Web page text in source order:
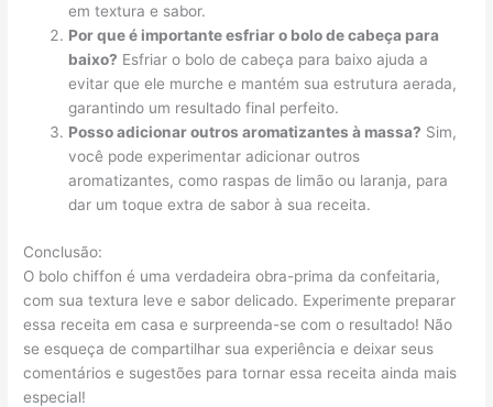
em textura e sabor.
Por que é importante esfriar o bolo de cabeça para
baixo? Esfriar o bolo de cabeça para baixo ajuda a
evitar que ele murche e mantém sua estrutura aerada,
garantindo um resultado final perfeito.
Posso adicionar outros aromatizantes à massa? Sim,
você pode experimentar adicionar outros
aromatizantes, como raspas de limão ou laranja, para
dar um toque extra de sabor à sua receita.
Conclusão:
O bolo chiffon é uma verdadeira obra-prima da confeitaria,
com sua textura leve e sabor delicado. Experimente preparar
essa receita em casa e surpreenda-se com o resultado! Não
se esqueça de compartilhar sua experiência e deixar seus
comentários e sugestões para tornar essa receita ainda mais
especial!